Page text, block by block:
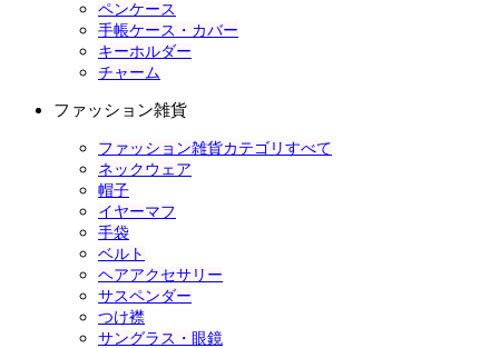
ペンケース
手帳ケース・カバー
キーホルダー
チャーム
ファッション雑貨
ファッション雑貨カテゴリすべて
ネックウェア
帽子
イヤーマフ
手袋
ベルト
ヘアアクセサリー
サスペンダー
つけ襟
サングラス・眼鏡